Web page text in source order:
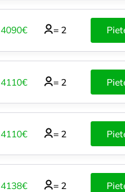
4090€ = 2
4110€ = 2
4110€ = 2
4138€ = 2